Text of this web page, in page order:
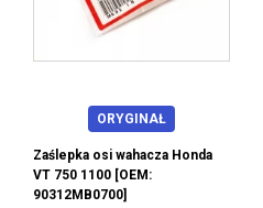
ORYGINAŁ
Zaślepka osi wahacza Honda
VT 750 1100 [OEM:
90312MB0700]